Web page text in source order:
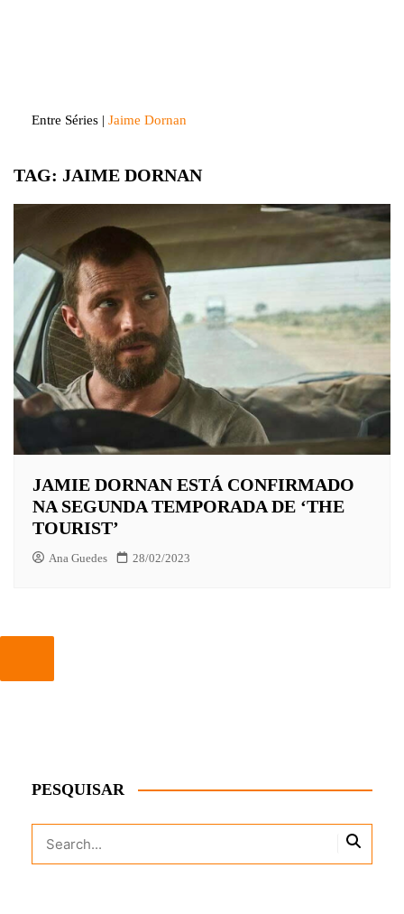
Entre Séries | Jaime Dornan
TAG: JAIME DORNAN
JAMIE DORNAN ESTÁ CONFIRMADO
NA SEGUNDA TEMPORADA DE ‘THE
TOURIST’
Ana Guedes 28/02/2023
PESQUISAR